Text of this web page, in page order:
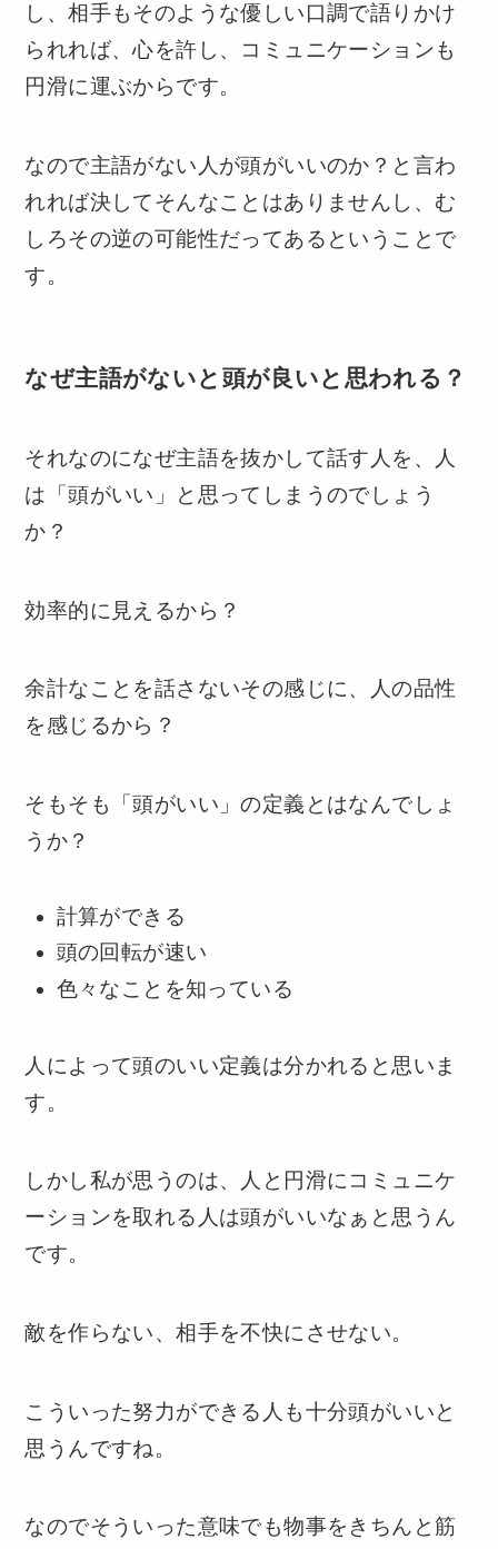
し、相手もそのような優しい口調で語りかけ
られれば、心を許し、コミュニケーションも
円滑に運ぶからです。
なので主語がない人が頭がいいのか？と言わ
れれば決してそんなことはありませんし、む
しろその逆の可能性だってあるということで
す。
なぜ主語がないと頭が良いと思われる？
それなのになぜ主語を抜かして話す人を、人
は「頭がいい」と思ってしまうのでしょう
か？
効率的に見えるから？
余計なことを話さないその感じに、人の品性
を感じるから？
そもそも「頭がいい」の定義とはなんでしょ
うか？
計算ができる
頭の回転が速い
色々なことを知っている
人によって頭のいい定義は分かれると思いま
す。
しかし私が思うのは、人と円滑にコミュニケ
ーションを取れる人は頭がいいなぁと思うん
です。
敵を作らない、相手を不快にさせない。
こういった努力ができる人も十分頭がいいと
思うんですね。
なのでそういった意味でも物事をきちんと筋